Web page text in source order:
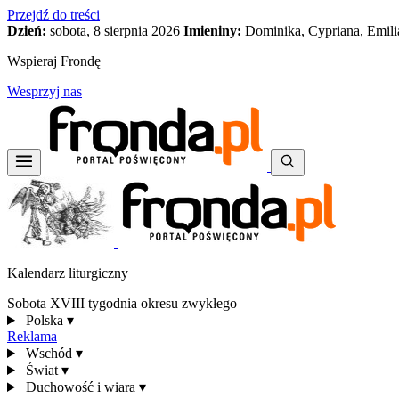
Przejdź do treści
Dzień: sobota, 8 sierpnia 2026 Imieniny: Dominika, Cypriana,
Wspieraj Frondę
Wesprzyj nas
Kalendarz liturgiczny
Sobota XVIII tygodnia okresu zwykłego
Polska ▾
Reklama
Wschód ▾
Świat ▾
Duchowość i wiara ▾